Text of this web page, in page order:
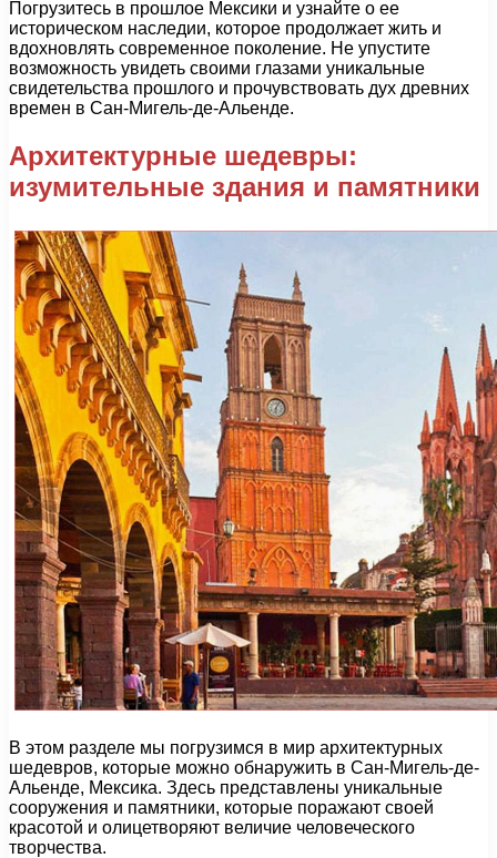
Погрузитесь в прошлое Мексики и узнайте о ее
историческом наследии, которое продолжает жить и
вдохновлять современное поколение. Не упустите
возможность увидеть своими глазами уникальные
свидетельства прошлого и прочувствовать дух древних
времен в Сан-Мигель-де-Альенде.
Архитектурные шедевры:
изумительные здания и памятники
В этом разделе мы погрузимся в мир архитектурных
шедевров, которые можно обнаружить в Сан-Мигель-де-
Альенде, Мексика. Здесь представлены уникальные
сооружения и памятники, которые поражают своей
красотой и олицетворяют величие человеческого
творчества.